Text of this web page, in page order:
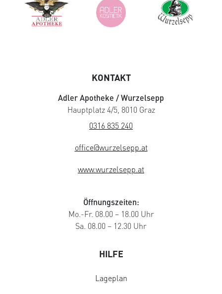
KONTAKT
Adler Apotheke / Wurzelsepp
Hauptplatz 4/5, 8010 Graz
0316 835 240
office@wurzelsepp.at
www.wurzelsepp.at
Öffnungszeiten:
Mo.-Fr. 08.00 – 18.00 Uhr
Sa. 08.00 – 12.30 Uhr
HILFE
Lageplan